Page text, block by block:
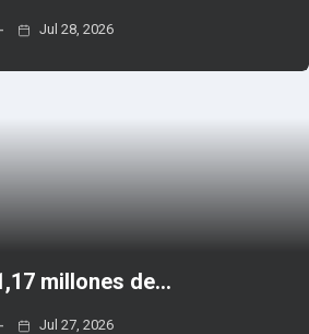
Jul 28, 2026
millones de…
Jul 27, 2026